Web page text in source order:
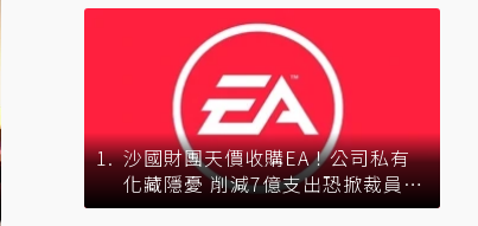
沙國財團天價收購EA！公司私有
化藏隱憂 削減7億支出恐掀裁員風
暴？